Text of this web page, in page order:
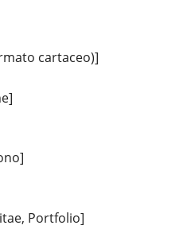
cartaceo)]
Portfolio]